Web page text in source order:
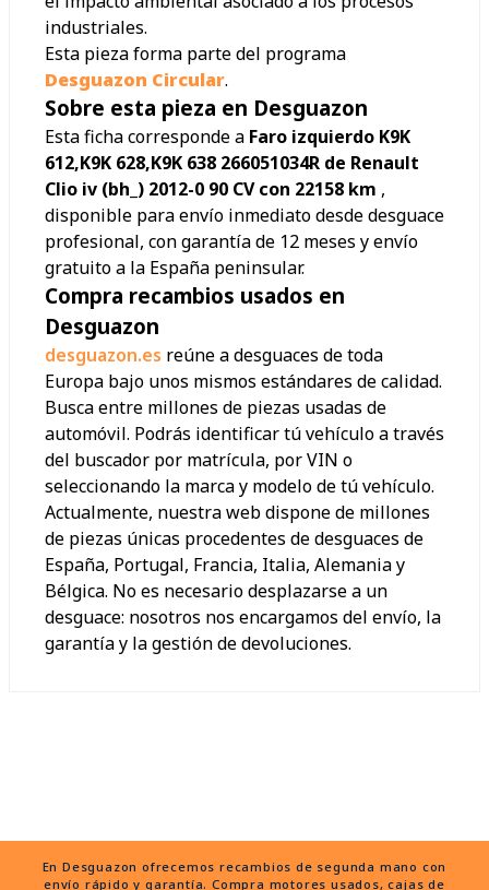
industriales.
Esta pieza forma parte del programa
Desguazon Circular.
Sobre esta pieza en Desguazon
Esta ficha corresponde a Faro izquierdo K9K
612,K9K 628,K9K 638 266051034R de Renault
Clio iv (bh_) 2012-0 90 CV con 22158 km ,
disponible para envío inmediato desde desguace
profesional, con garantía de 12 meses y envío
gratuito a la España peninsular.
Compra recambios usados en
Desguazon
desguazon.es reúne a desguaces de toda
Europa bajo unos mismos estándares de calidad.
Busca entre millones de piezas usadas de
automóvil. Podrás identificar tú vehículo a través
del buscador por matrícula, por VIN o
seleccionando la marca y modelo de tú vehículo.
Actualmente, nuestra web dispone de millones
de piezas únicas procedentes de desguaces de
España, Portugal, Francia, Italia, Alemania y
Bélgica. No es necesario desplazarse a un
desguace: nosotros nos encargamos del envío, la
garantía y la gestión de devoluciones.
En Desguazon ofrecemos recambios de segunda mano con
envío rápido y garantía. Compra motores usados, cajas de